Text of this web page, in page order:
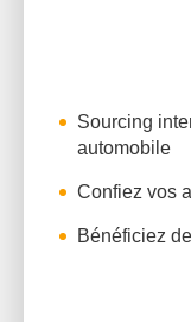
Sourcing
automobile
Confiez vos
Bénéficiez